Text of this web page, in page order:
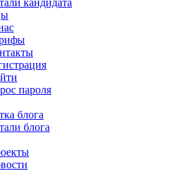
пароля
блога
блога